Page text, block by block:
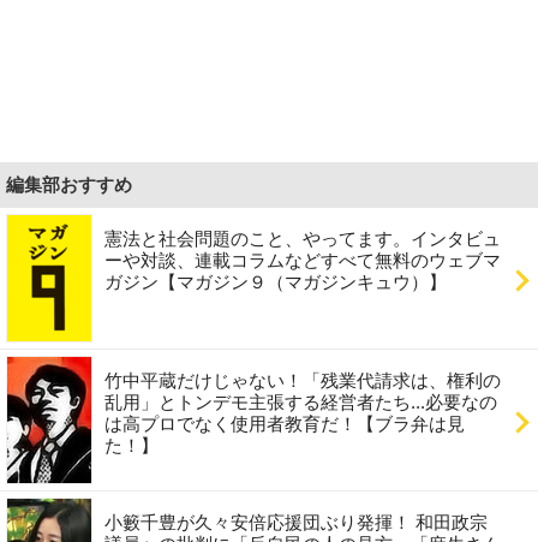
編集部おすすめ
憲法と社会問題のこと、やってます。インタビュ
ーや対談、連載コラムなどすべて無料のウェブマ
ガジン【マガジン９（マガジンキュウ）】
竹中平蔵だけじゃない！「残業代請求は、権利の
乱用」とトンデモ主張する経営者たち...必要なの
は高プロでなく使用者教育だ！【ブラ弁は見
た！】
小籔千豊が久々安倍応援団ぶり発揮！ 和田政宗